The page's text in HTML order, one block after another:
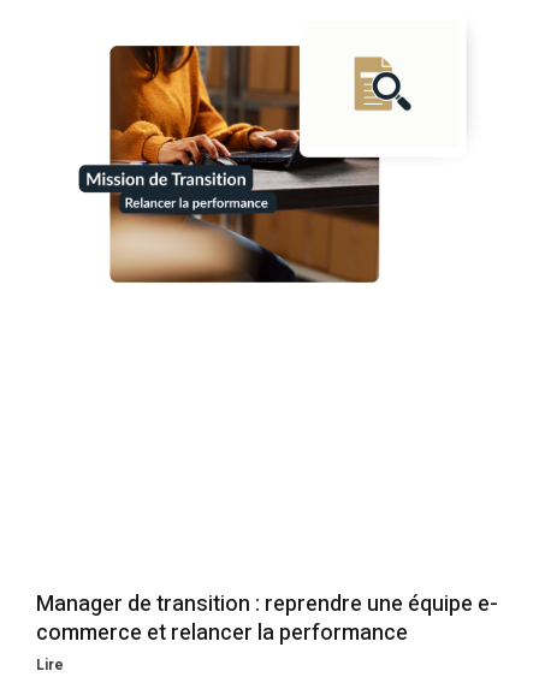
Manager de transition : reprendre une équipe e-
commerce et relancer la performance
Lire